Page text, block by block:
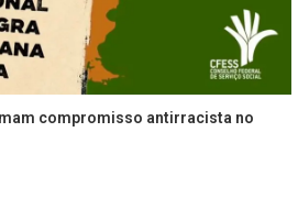
compromisso antirracista no